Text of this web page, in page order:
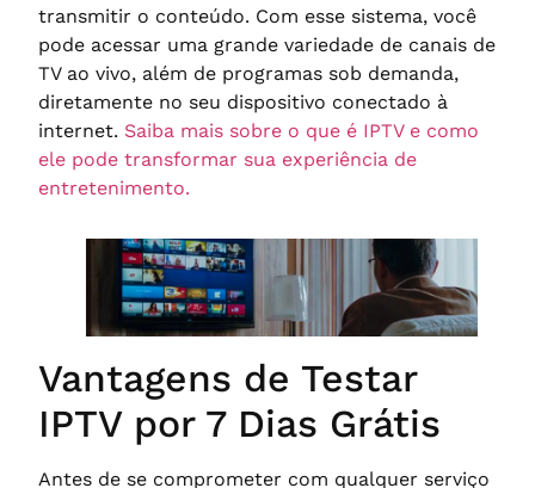
transmitir o conteúdo. Com esse sistema, você
pode acessar uma grande variedade de canais de
TV ao vivo, além de programas sob demanda,
diretamente no seu dispositivo conectado à
internet. Saiba mais sobre o que é IPTV e como
ele pode transformar sua experiência de
entretenimento.
Vantagens de Testar
IPTV por 7 Dias Grátis
Antes de se comprometer com qualquer serviço